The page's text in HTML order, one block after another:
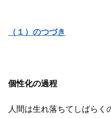
（１）のつづき
個性化の過程
人間は生れ落ちてしばらく